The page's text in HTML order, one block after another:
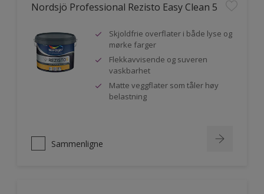
Nordsjö Professional Rezisto Easy Clean 5
Skjoldfrie overflater i både lyse og
mørke farger
Flekkavvisende og suveren
vaskbarhet
Matte veggflater som tåler høy
belastning
Sammenligne